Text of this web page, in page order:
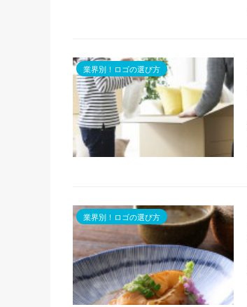
業界別！ロゴの選び方
業界別！ロゴの選び方